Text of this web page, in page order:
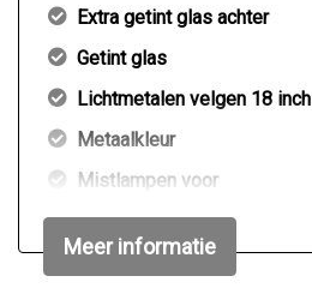
Extra getint glas achter
Getint glas
Lichtmetalen velgen 18 inch
Metaalkleur
Mistlampen voor
Panoramadak
Trekhaak
Meer informatie